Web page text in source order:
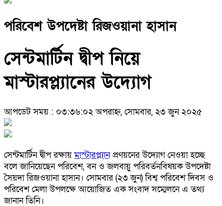
পরিবেশ উপদেষ্টা রিজওয়ানা হাসান
সেন্টমার্টিন দ্বীপ নিয়ে
মাস্টারপ্ল্যানের উদ্যোগ
আপডেট সময় : ০৩:৩৬:০২ অপরাহ্ন, সোমবার, ২৩ জুন ২০২৫
সেন্টমার্টিন দ্বীপ রক্ষায়মাস্টারপ্ল্যানপ্রণয়নের উদ্যোগ নেওয়া হচ্ছে
বলে জানিয়েছেন পরিবেশ, বন ও জলবায়ু পরিবর্তনবিষয়ক উপদেষ্টা
সৈয়দা রিজওয়ানা হাসান। সোমবার (২৩ জুন) বিশ্ব পরিবেশ দিবস ও
পরিবেশ মেলা উপলক্ষে আয়োজিত এক সংবাদ সম্মেলনে এ তথ্য
জানান তিনি।